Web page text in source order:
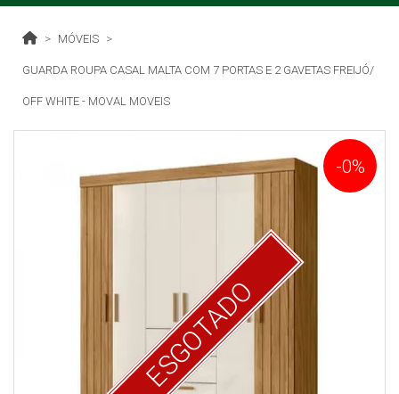
MÓVEIS
GUARDA ROUPA CASAL MALTA COM 7 PORTAS E 2 GAVETAS FREIJÓ/
OFF WHITE - MOVAL MOVEIS
ESGOTADO
-0%